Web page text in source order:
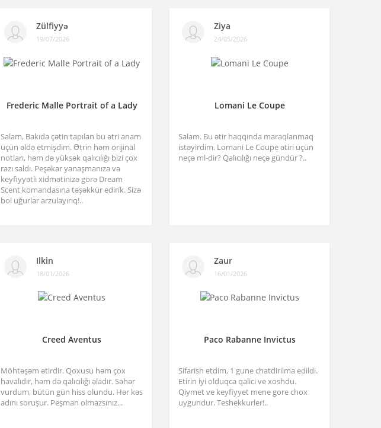
Zülfiyyə
19/07/2026
Frederic Malle Portrait of a Lady
Salam, Bakıda çətin tapılan bu ətri anam
üçün əldə etmişdim. Ətrin həm orijinal
notları, həm də yüksək qalıcılığı bizi çox
razı saldı. Peşəkar yanaşmanıza və
keyfiyyətli xidmətinizə görə Dream
Scent komandasına təşəkkür edirik. Sizə
bol uğurlar arzulayırıq!..
Ziya
24/05/2026
Lomani Le Coupe
Salam. Bu ətir haqqında maraqlanmaq
istəyirdim. Lomani Le Coupe ətiri üçün
neçə ml-dir? Qalıcılığı neçə gündür ?..
Ilkin
18/01/2026
Creed Aventus
Möhtəşəm ətirdir. Qoxusu həm çox
havalıdır, həm də qalıcılığı əladır. Səhər
vurdum, bütün gün hiss olundu. Hər kəs
adını soruşur. Peşman olmazsınız...
Zaur
16/01/2026
Paco Rabanne Invictus
Sifarish etdim, 1 gune chatdirilma edildi.
Etirin iyi olduqca qalici ve xoshdu.
Qiymet ve keyfiyyet mene gore chox
uygundur. Teshekkurler!..